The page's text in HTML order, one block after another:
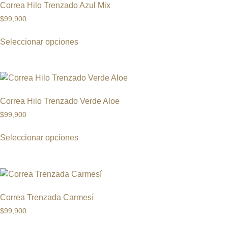
Correa Hilo Trenzado Azul Mix
$99,900
Seleccionar opciones
Correa Hilo Trenzado Verde Aloe
$99,900
Seleccionar opciones
Correa Trenzada Carmesí
$99,900